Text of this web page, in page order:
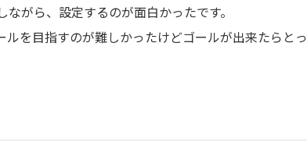
がら、設定するのが面白かったです。
を目指すのが難しかったけどゴールが出来たらと